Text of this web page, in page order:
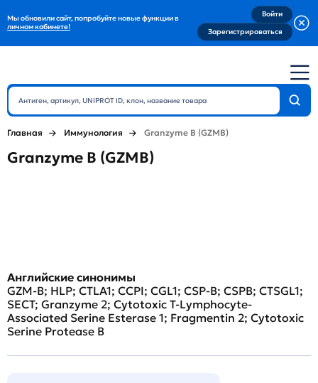
Мы обновили сайт, попробуйте новые функции в
личном кабинете!
Войти
Зарегистрироваться
Главная Иммунология Granzyme B (GZMB)
Granzyme B (GZMB)
Английские синонимы
GZM-B; HLP; CTLA1; CCPI; CGL1; CSP-B; CSPB; CTSGL1;
SECT; Granzyme 2; Cytotoxic T-Lymphocyte-
Associated Serine Esterase 1; Fragmentin 2; Cytotoxic
Serine Protease B